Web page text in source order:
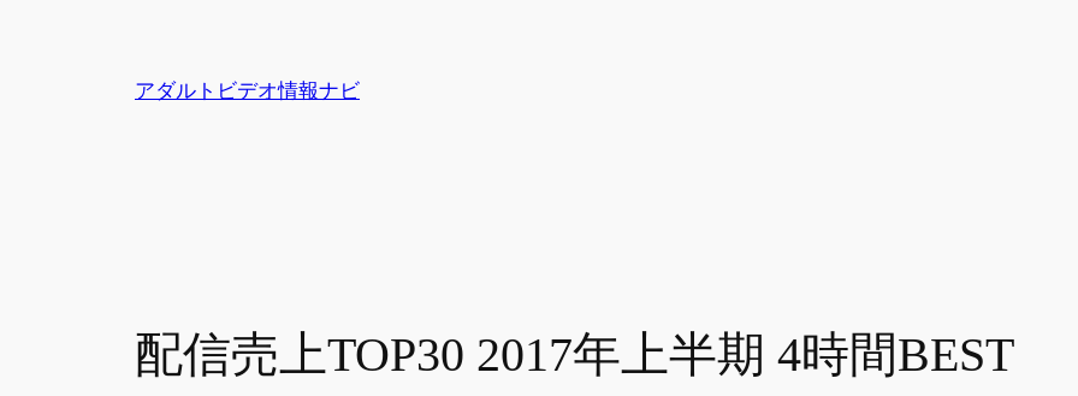
アダルトビデオ情報ナビ
配信売上TOP30 2017年上半期 4時間BEST